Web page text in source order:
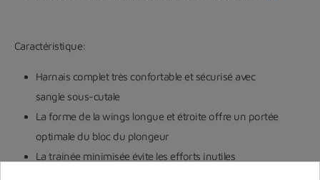
Caractéristique:
Harnais complet très confortable et sécurisé avec
sangle sous-cutale
La forme de la wings longue et étroite offre un portée
optimale du bloc du plongeur
La trainée minimisée évite les efforts inutiles